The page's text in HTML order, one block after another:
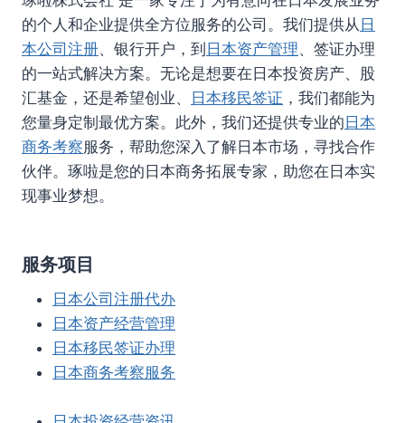
的个人和企业提供全方位服务的公司。我们提供从 日
本公司注册、银行开户，到日本资产管理、签证办理
的一站式解决方案。无论是想要在日本投资房产、股
汇基金，还是希望创业、 日本移民签证 ，我们都能为
您量身定制最优方案。此外，我们还提供专业的日本
商务考察服务，帮助您深入了解日本市场，寻找合作
伙伴。琢啦是您的日本商务拓展专家，助您在日本实
现事业梦想。
服务项目
日本公司注册代办
日本资产经营管理
日本移民签证办理
日本商务考察服务